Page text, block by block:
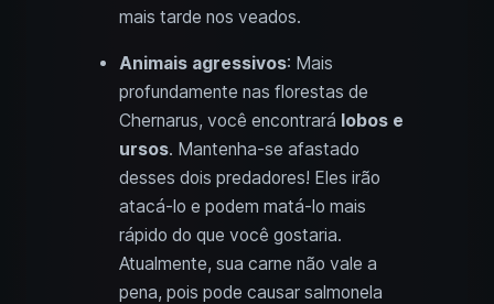
mais tarde nos veados.
Animais agressivos: Mais
profundamente nas florestas de
Chernarus, você encontrará lobos e
ursos. Mantenha-se afastado
desses dois predadores! Eles irão
atacá-lo e podem matá-lo mais
rápido do que você gostaria.
Atualmente, sua carne não vale a
pena, pois pode causar salmonela